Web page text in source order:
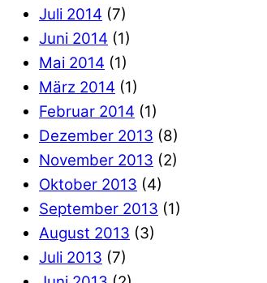
Juli 2014 (7)
Juni 2014 (1)
Mai 2014 (1)
März 2014 (1)
Februar 2014 (1)
Dezember 2013 (8)
November 2013 (2)
Oktober 2013 (4)
September 2013 (1)
August 2013 (3)
Juli 2013 (7)